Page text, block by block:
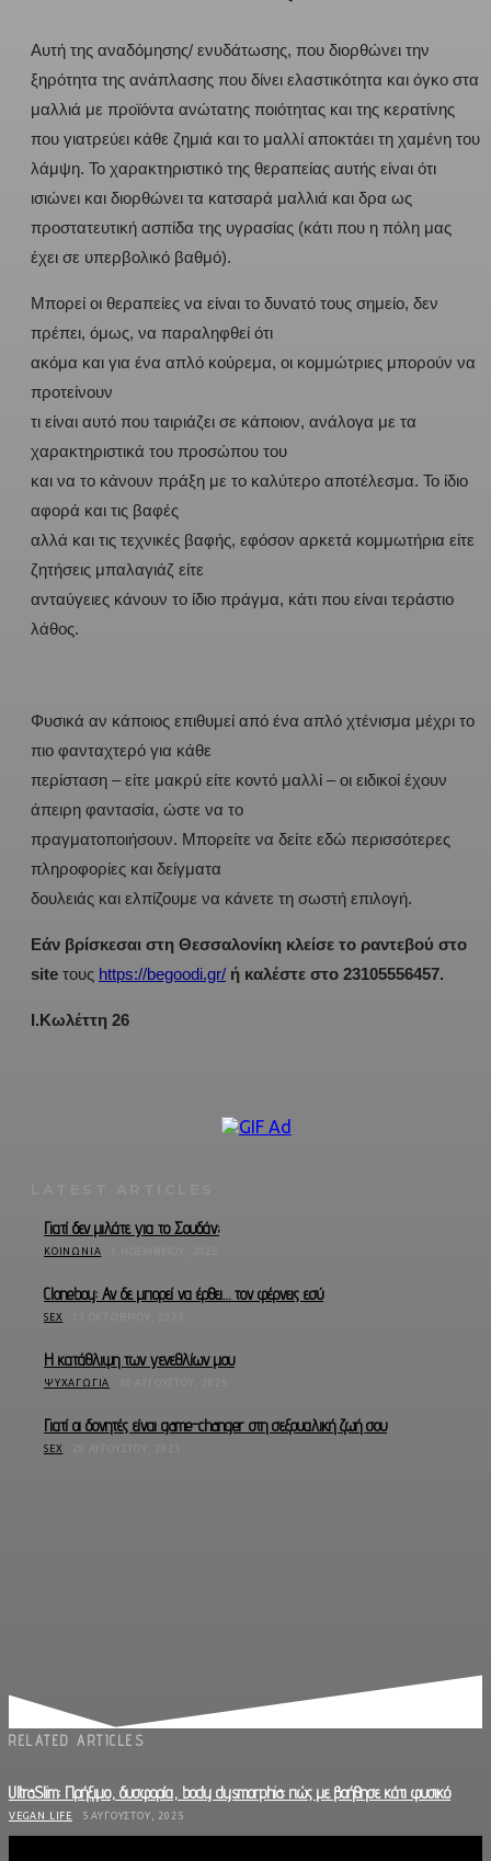
Αυτή της αναδόμησης/ ενυδάτωσης, που διορθώνει την
ξηρότητα της ανάπλασης που δίνει ελαστικότητα και όγκο στα
μαλλιά με προϊόντα ανώτατης ποιότητας και της κερατίνης
που γιατρεύει κάθε ζημιά και το μαλλί αποκτάει τη χαμένη του
λάμψη. Το χαρακτηριστικό της θεραπείας αυτής είναι ότι
ισιώνει και διορθώνει τα κατσαρά μαλλιά και δρα ως
προστατευτική ασπίδα της υγρασίας (κάτι που η πόλη μας
έχει σε υπερβολικό βαθμό).
Μπορεί οι θεραπείες να είναι το δυνατό τους σημείο, δεν
πρέπει, όμως, να παραληφθεί ότι
ακόμα και για ένα απλό κούρεμα, οι κομμώτριες μπορούν να
προτείνουν
τι είναι αυτό που ταιριάζει σε κάποιον, ανάλογα με τα
χαρακτηριστικά του προσώπου του
και να το κάνουν πράξη με το καλύτερο αποτέλεσμα. Το ίδιο
αφορά και τις βαφές
αλλά και τις τεχνικές βαφής, εφόσον αρκετά κομμωτήρια είτε
ζητήσεις μπαλαγιάζ είτε
ανταύγειες κάνουν το ίδιο πράγμα, κάτι που είναι τεράστιο
λάθος.
Φυσικά αν κάποιος επιθυμεί από ένα απλό χτένισμα μέχρι το
πιο φανταχτερό για κάθε
περίσταση – είτε μακρύ είτε κοντό μαλλί – οι ειδικοί έχουν
άπειρη φαντασία, ώστε να το
πραγματοποιήσουν. Μπορείτε να δείτε εδώ περισσότερες
πληροφορίες και δείγματα
δουλειάς και ελπίζουμε να κάνετε τη σωστή επιλογή.
Εάν βρίσκεσαι στη Θεσσαλονίκη κλείσε το ραντεβού στο
site τους https://begoodi.gr/ ή καλέστε στο 23105556457.
Ι.Κωλέττη 26
Γιατί δεν μιλάτε για το Σουδάν;
ΚΟΙΝΩΝΊΑ
Cloneboy: Αν δε μπορεί να έρθει… τον φέρνεις εσύ
SEX
Η κατάθλιψη των γενεθλίων μου
ΨΥΧΑΓΩΓΊΑ
Γιατί οι δονητές είναι game-changer στη σεξουαλική ζωή σου
SEX
RELATED ARTICLES
UltraSlim: Πρήξιμο, δυσφορία, body dysmorphia: πώς με βοήθησε κάτι φυσικό
VEGAN LIFE 5 ΑΥΓΟΎΣΤΟΥ, 2025